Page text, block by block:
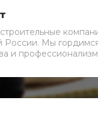
России. Мы
и